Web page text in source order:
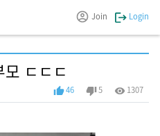
Join Login
ㄷㄷㄷ
46 5 1307